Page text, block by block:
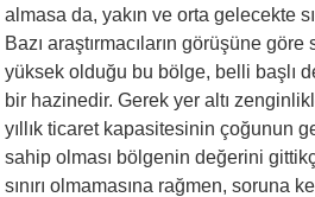
almasa da, yakın ve orta gelecekte
Bazı araştırmacıların görüşüne
yüksek olduğu bu bölge, belli başlı
bir hazinedir. Gerek yer altı
yıllık ticaret kapasitesinin çoğunun
sahip olması bölgenin değerini
sınırı olmamasına rağmen, soruna